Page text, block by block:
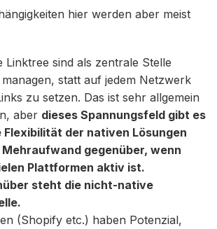
hier werden aber meist
Linktree sind als zentrale Stelle
statt auf jedem Netzwerk
zu setzen. Das ist sehr allgemein
aber dieses Spannungsfeld gibt es
Flexibilität der nativen Lösungen
gegenüber, wenn
Plattformen aktiv ist.
steht die nicht-native
(Shopify etc.) haben Potenzial,